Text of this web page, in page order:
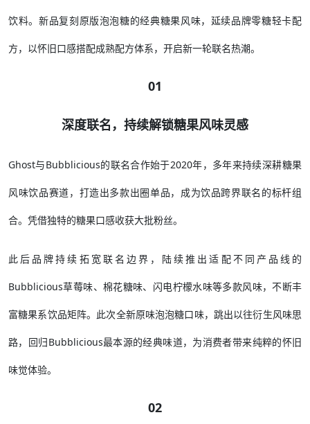
饮料。新品复刻原版泡泡糖的经典糖果风味，延续品牌零糖轻卡配
方，以怀旧口感搭配成熟配方体系，开启新一轮联名热潮。
01
深度联名，持续解锁糖果风味灵感
Ghost与Bubblicious的联名合作始于2020年，多年来持续深耕糖果
风味饮品赛道，打造出多款出圈单品，成为饮品跨界联名的标杆组
合。凭借独特的糖果口感收获大批粉丝。
此后品牌持续拓宽联名边界，陆续推出适配不同产品线的
Bubblicious草莓味、棉花糖味、闪电柠檬水味等多款风味，不断丰
富糖果系饮品矩阵。此次全新原味泡泡糖口味，跳出以往衍生风味思
路，回归Bubblicious最本源的经典味道，为消费者带来纯粹的怀旧
味觉体验。
02